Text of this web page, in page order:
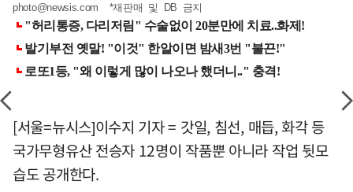
photo@newsis.com *재판매 및 DB 금지
[서울=뉴시스]이수지 기자 = 갓일, 침선, 매듭, 화각 등
국가무형유산 전승자 12명이 작품뿐 아니라 작업 뒷모
습도 공개한다.